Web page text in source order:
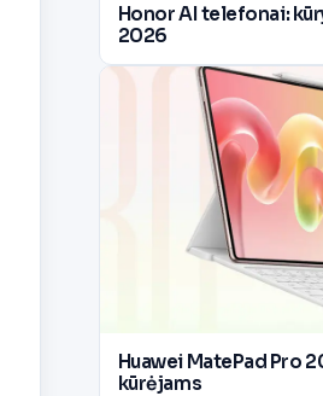
Honor AI telefonai:
2026
Huawei MatePad Pro
kūrėjams